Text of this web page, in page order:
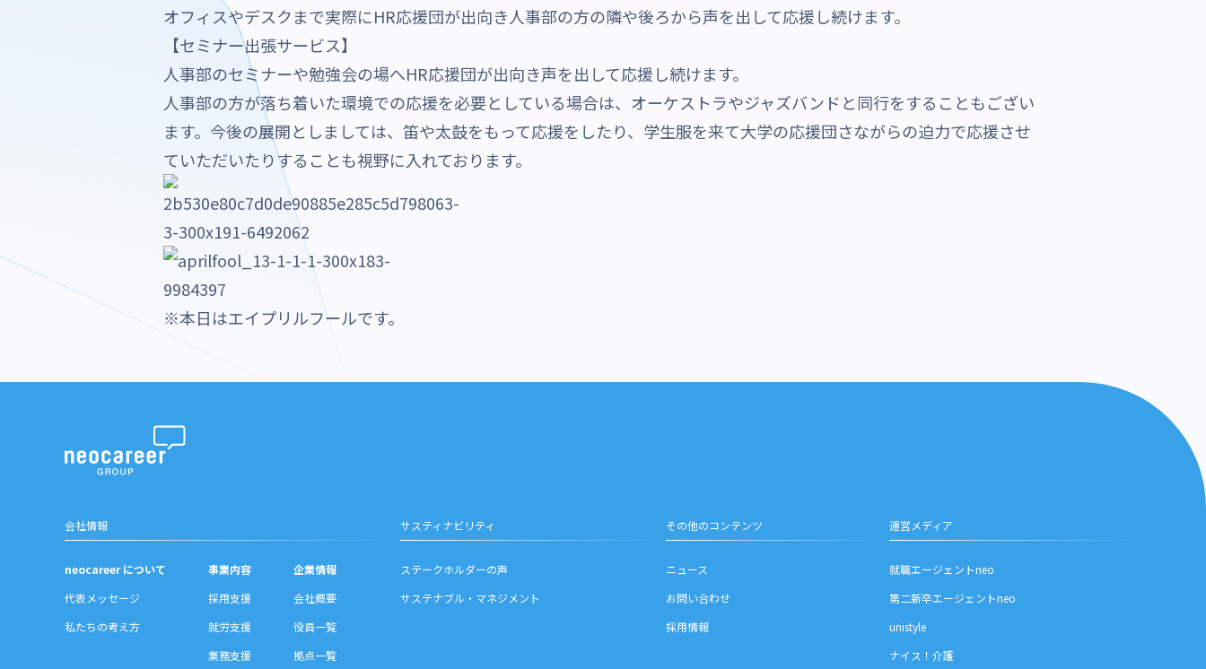
オフィスやデスクまで実際にHR応援団が出向き人事部の方の隣や後ろから声を出して応援し続けます。
【セミナー出張サービス】
人事部のセミナーや勉強会の場へHR応援団が出向き声を出して応援し続けます。
人事部の方が落ち着いた環境での応援を必要としている場合は、オーケストラやジャズバンドと同行をすることもござい
ます。今後の展開としましては、笛や太鼓をもって応援をしたり、学生服を来て大学の応援団さながらの迫力で応援させ
ていただいたりすることも視野に入れております。
※本日はエイプリルフールです。
会社情報
neocareer について
代表メッセージ
私たちの考え方
事業内容
採用支援
就労支援
業務支援
企業情報
会社概要
役員一覧
拠点一覧
サスティナビリティ
ステークホルダーの声
サステナブル・マネジメント
その他のコンテンツ
ニュース
お問い合わせ
採用情報
運営メディア
就職エージェントneo
第二新卒エージェントneo
unistyle
ナイス！介護